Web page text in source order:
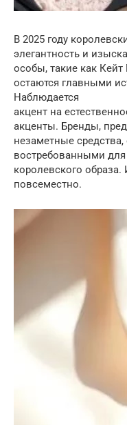
В 2025 году
элегантность и
особы, такие как
остаются главными
Наблюдается
акцент на
акценты. Бренды,
незаметные средства,
востребованными
королевского
повсеместно.